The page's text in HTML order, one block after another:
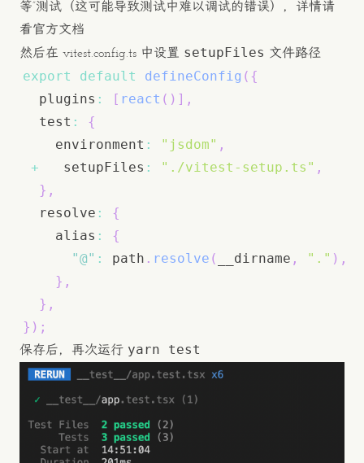
等”测试（这可能导致测试中难以调试的错误），详情请
看官方文档
然后在 vitest.config.ts 中设置 setupFiles 文件路径
export default defineConfig ( {
  plugins
: [ react ( ) ] ,
  test
:
{
    environment
: "jsdom" ,
+
   setupFiles
: "./vitest-setup.ts" ,
} ,
  resolve
:
{
    alias
:
{
"@" : path . resolve ( __dirname , "." ) ,
} ,
} ,
} ) ;
保存后，再次运行 yarn test